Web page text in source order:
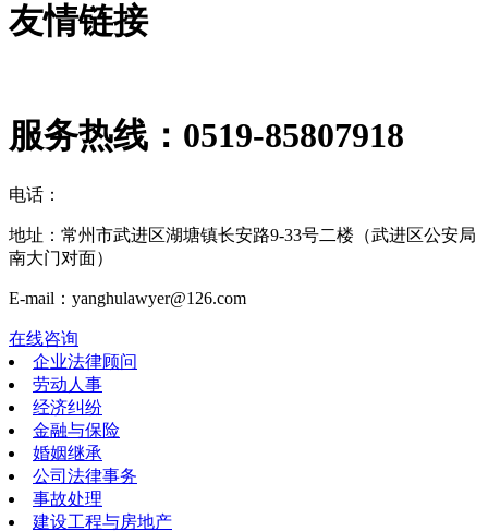
友情链接
服务热线： 0519-85807918
电话：
地址：常州市武进区湖塘镇长安路9-33号二楼（武进区公安局
南大门对面）
E-mail：yanghulawyer@126.com
在线咨询
企业法律顾问
劳动人事
经济纠纷
金融与保险
婚姻继承
公司法律事务
事故处理
建设工程与房地产